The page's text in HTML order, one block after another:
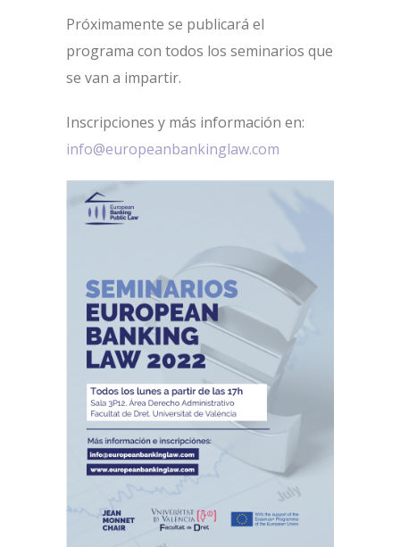
Próximamente se publicará el
programa con todos los seminarios que
se van a impartir.
Inscripciones y más información en:
info@europeanbankinglaw.com